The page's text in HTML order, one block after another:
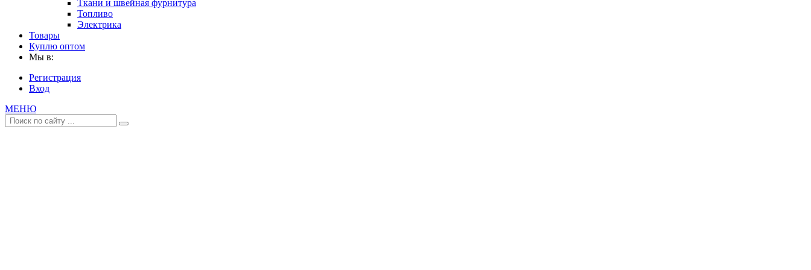
Ткани и швейная фурнитура
Топливо
Электрика
Товары
Куплю оптом
Мы в:
Регистрация
Вход
МЕНЮ